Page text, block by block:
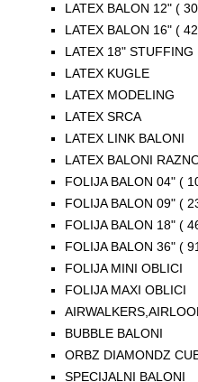
LATEX BALON 12" (
LATEX BALON 16" (
LATEX 18" STUFFING
LATEX KUGLE
LATEX MODELING
LATEX SRCA
LATEX LINK BALONI
LATEX BALONI
FOLIJA BALON 04" (
FOLIJA BALON 09" (
FOLIJA BALON 18" (
FOLIJA BALON 36" (
FOLIJA MINI OBLICI
FOLIJA MAXI OBLICI
BUBBLE BALONI
ORBZ DIAMONDZ
SPECIJALNI BALONI